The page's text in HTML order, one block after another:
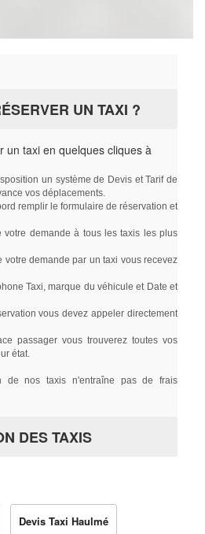
UN TAXI ?
un taxi en quelques cliques à
un système de Devis et Tarif de
vos déplacements.
remplir le formulaire de réservation et
demande à tous les taxis les plus
demande par un taxi vous recevez
Taxi, marque du véhicule et Date et
vous devez appeler directement
vous trouverez toutes vos
état.
nos taxis n'entraîne pas de frais
DES TAXIS
Devis Taxi Haulmé